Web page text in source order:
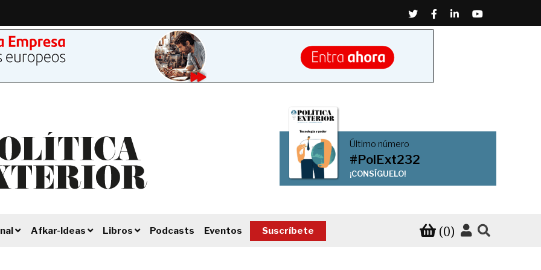
TwitterFacebook
LinkedinYoutube
Último número
#PolExt232
¡CONSÍGUELO!
Afkar-Ideas Libros Podcasts Eventos Suscríbete (0)